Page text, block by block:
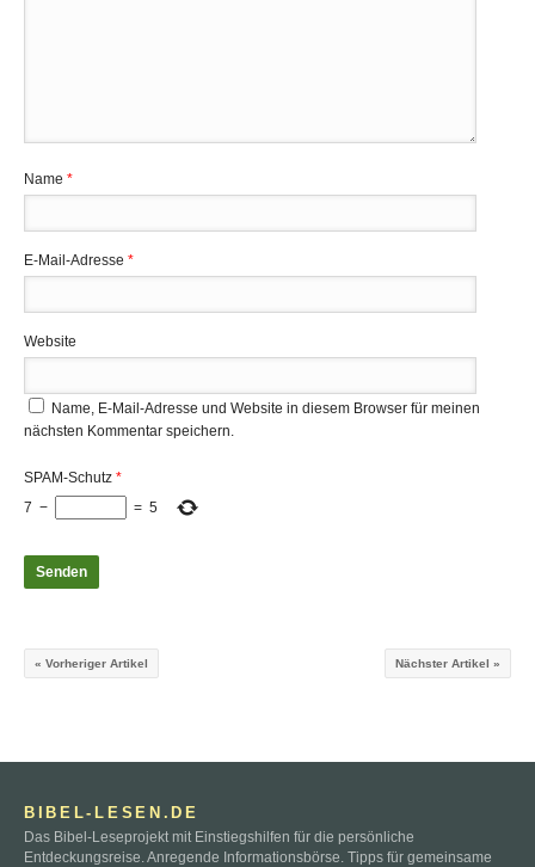
Name *
E-Mail-Adresse *
Website
Name, E-Mail-Adresse und Website in diesem Browser für meinen
nächsten Kommentar speichern.
SPAM-Schutz *
7 − = 5
Nächster Artikel »
« Vorheriger Artikel
BIBEL-LESEN.DE
Das Bibel-Leseprojekt mit Einstiegshilfen für die persönliche
Entdeckungsreise. Anregende Informationsbörse. Tipps für gemeinsame